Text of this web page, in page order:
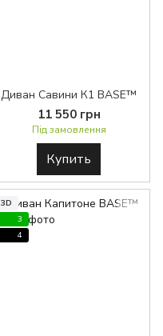
Диван Савини К1 BASE™
11 550 грн
Під замовлення
Купить
3D
3
4